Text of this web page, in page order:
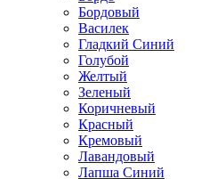
Бордовый
Василек
Гладкий Синий
Голубой
Желтый
Зеленый
Коричневый
Красный
Кремовый
Лавандовый
Лапша Синий